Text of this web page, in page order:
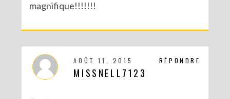
magnifique!!!!!!!
RÉPONDRE
AOÛT 11, 2015
MISSNELL7123